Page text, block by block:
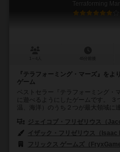
Terraforming
『テラフォーミング・マーズ』を
ゲーム
ベストセラー『テラフォーミング・
に遊べるようにしたゲームです。 ３
温、海洋）のうち２つが最大領域に
ジェイコブ・フリゼリウス（
イザック・フリゼリウス（Isaac
フリックス ゲームズ（